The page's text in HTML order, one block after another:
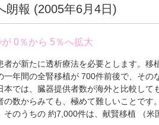
朗報 (2005年6月4日 )
0％から 5％へ拡大
者が新たに透析療法を必要とします。移
年間の全腎移植が 700件前後で、その
では、臓器提供者数が海外と比較して
の数からみても、極めて難しいことです
そのうちの 約7,000件は、献賢移植 （